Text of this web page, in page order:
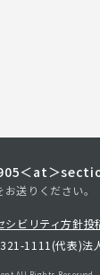
＜at＞
送りください。
シビリティ方針投
1111(代表)法